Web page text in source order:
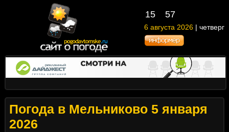
15 57
6 августа 2026 | четверг
Погода в Мельниково 5 января
2026